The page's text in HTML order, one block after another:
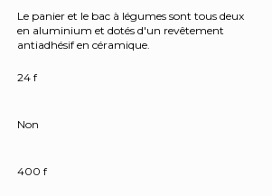
Le panier et le bac à légumes sont tous deux
en aluminium et dotés d'un revêtement
antiadhésif en céramique.
24 f
Non
400 f